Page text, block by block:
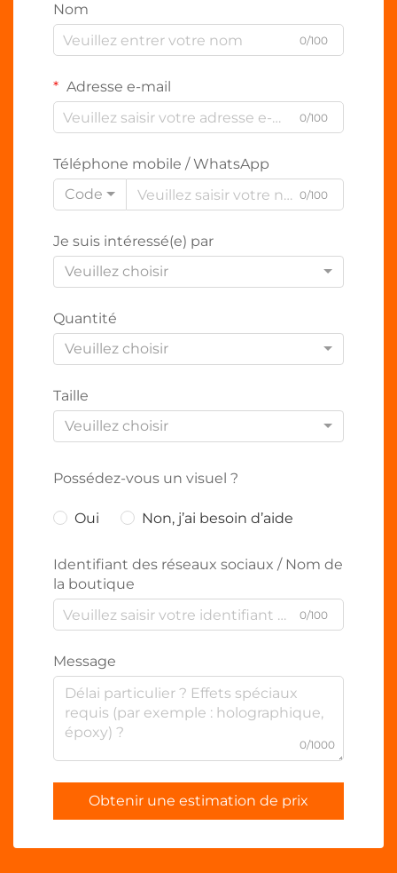
Nom
0/100
Adresse e-mail
0/100
Téléphone mobile / WhatsApp
Code
0/100
Je suis intéressé(e) par
Veuillez choisir
Quantité
Veuillez choisir
Taille
Veuillez choisir
Possédez-vous un visuel ?
Oui Non, j’ai besoin d’aide
Identifiant des réseaux sociaux / Nom de
la boutique
0/100
Message
0/1000
Obtenir une estimation de prix